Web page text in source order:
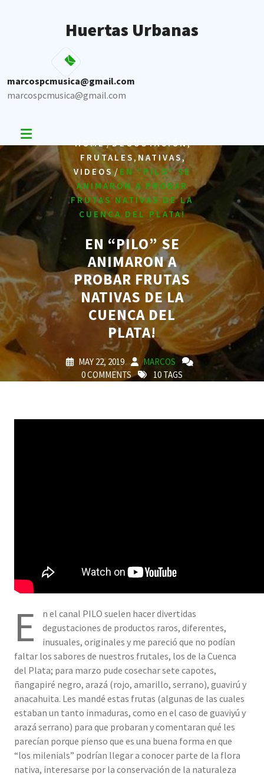
Huertas Urbanas
marcospcmusica@gmail.com
marcospcmusica@gmail.com
HOME/DEGUSTACIÓN,
FRUTALES, NATIVAS,
VIDEOS/ EN “PILO” SE
ANIMARON A PROBAR
FRUTAS NATIVAS DE LA
CUENCA DEL PLATA!
EN “PILO” SE
ANIMARON A
PROBAR FRUTAS
NATIVAS DE LA
CUENCA DEL
PLATA!
MAY 22, 2019
MARCOS
0 COMMENTS
10 TAGS
E
n el canal PILO suelen hacer divertidas
degustaciones de productos raros, diferentes,
inusuales, originales y me pareció que no podían
faltar los sabores de nuestros frutales, los de la Cuenca
del Plata; para marzo pude cosechar sete capotes,
ñangapiré negro, arazá (rojo, amarillo, serrano), guavirú y
anacahuita. Les mandé estas frutas (algunas de las cuales
estaban un tanto inmaduras, como en el caso de guaviyú y
arazá serrano) para que probaran y comentaran qué les
parecían porque pienso que es una buena forma en que
“los milenials” podrían llegar a conocer parte de la flora
nativa, interesarse por la conservación de la naturaleza